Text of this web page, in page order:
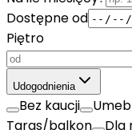
Dostępne od
Piętro
Udogodnienia
Bez kaucji
Taras/balkon
Dla